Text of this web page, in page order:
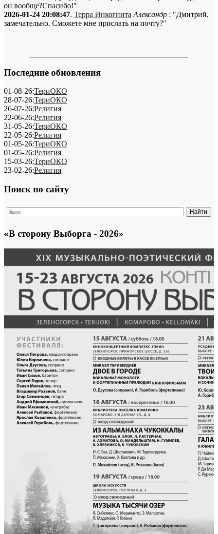
он вообще?Спасибо!"
2026-01-24 20:08:47. Терра Инкогнита Александр : "Дмитрий,
замечательно. Сможете мне прислать на почту?"
Последние обновления
01-08-26:ТериОКО
28-07-26:ТериОКО
26-07-26:Религия
22-06-26:Религия
31-05-26:ТериОКО
22-05-26:Религия
01-05-26:ТериОКО
01-05-26:Религия
15-03-26:ТериОКО
23-02-26:Религия
Поиск по сайту
«В сторону Выборга - 2026»